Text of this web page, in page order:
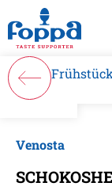
springen
Frühstück
Venosta